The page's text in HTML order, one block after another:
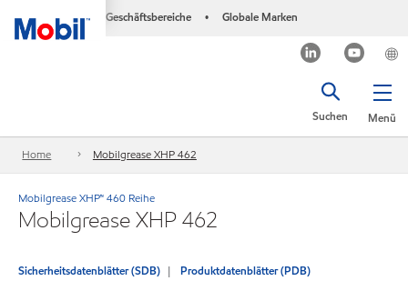
Geschäftsbereiche • Globale Marken
Menü
Suchen
Home Mobilgrease XHP 462
Mobilgrease XHP™ 460 Reihe
Mobilgrease XHP 462
Sicherheitsdatenblätter (SDB) Produktdatenblätter (PDB)